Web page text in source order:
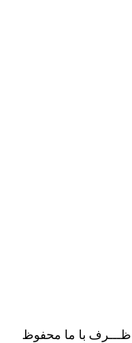
با ما محفوظ